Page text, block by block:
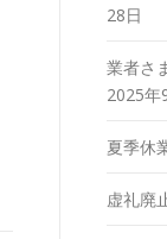
28日
業者さ
2025年
夏季休
虚礼廃